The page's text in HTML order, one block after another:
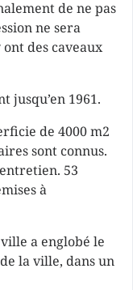
de ne pas
ne sera
des caveaux
jusqu’en 1961.
de 4000 m2
sont connus.
53
à
a englobé le
la ville, dans un